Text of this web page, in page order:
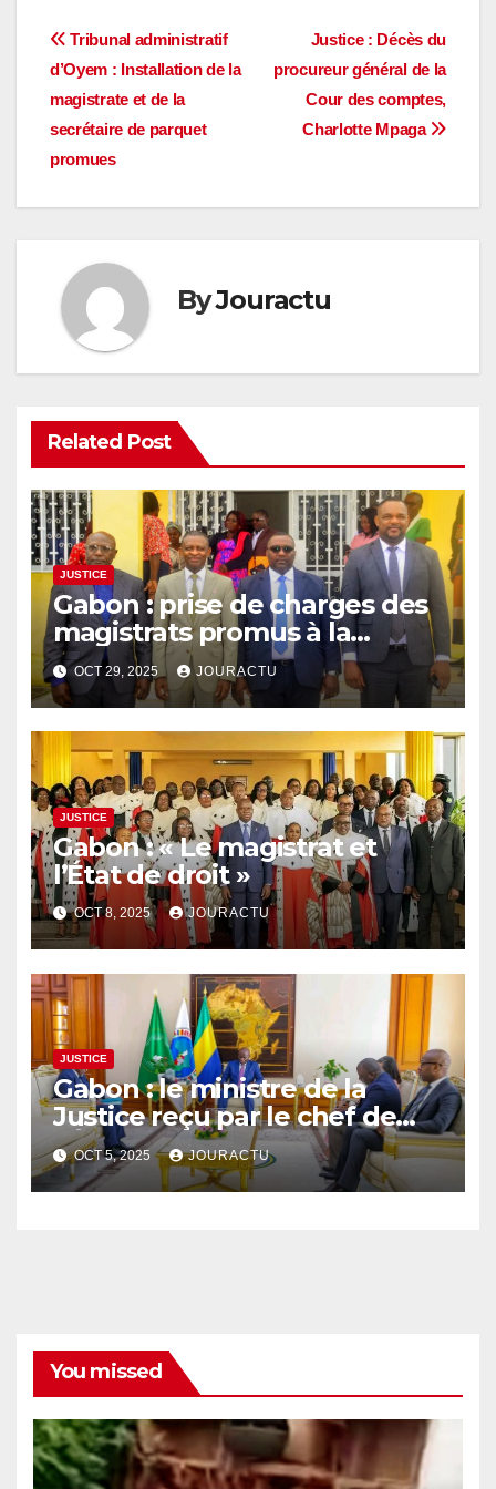
Navigation
de
l’article
Justice : Décès du
procureur général de la
Cour des comptes,
Charlotte Mpaga
Tribunal administratif
d’Oyem : Installation de la
magistrate et de la
secrétaire de parquet
promues
ByJouractu
Related Post
JUSTICE
Gabon : prise de charges des
magistrats promus à la
Chambre provinciale des
comptes d’Oyem
OCT 29, 2025 JOURACTU
JUSTICE
Gabon : « Le magistrat et
l’État de droit »
OCT 8, 2025 JOURACTU
JUSTICE
Gabon : le ministre de la
Justice reçu par le chef de
l’État
OCT 5, 2025 JOURACTU
You missed